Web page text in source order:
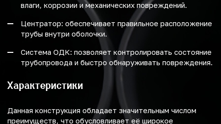
влаги, коррозии и механических повреждений.
Центратор: обеспечивает правильное расположение
трубы внутри оболочки.
Система ОДК: позволяет контролировать состояние
трубопровода и быстро обнаруживать повреждения.
Характеристики
Данная конструкция обладает значительным числом
преимуществ, что обусловливает её широкое